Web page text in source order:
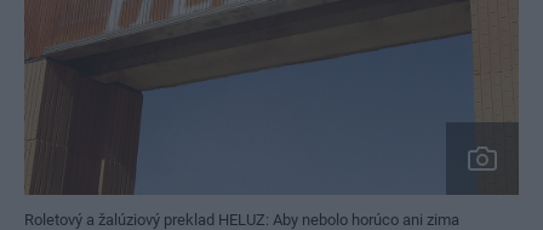
Roletový a žalúziový preklad HELUZ: Aby nebolo horúco ani zima